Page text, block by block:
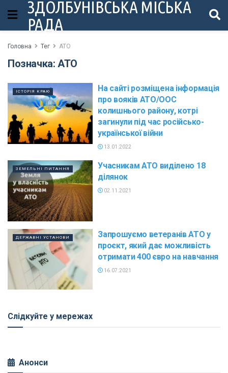
ЗДОЛБУНІВСЬКА МІСЬКА
РАДА
Головна Тег АТО
Позначка: АТО
ІСТОРІЯ КРАЮ
На сайті розміщена інформація
про вояків АТО/ООС
колишнього району, котрі
загинули під час російсько-
української війни
13.01.2022
ЗЕМЕЛЬНІ ПИТАННЯ
Учасникам АТО виділено 18
ділянок
02.11.2021
ДЕРЖАВНІ УСТАНОВИ
Запрошуємо ветеранів АТО у
проєкт, який дає можливість
отримати 400 євро на навчання
16.07.2021
Слідкуйте у мережах
Анонси